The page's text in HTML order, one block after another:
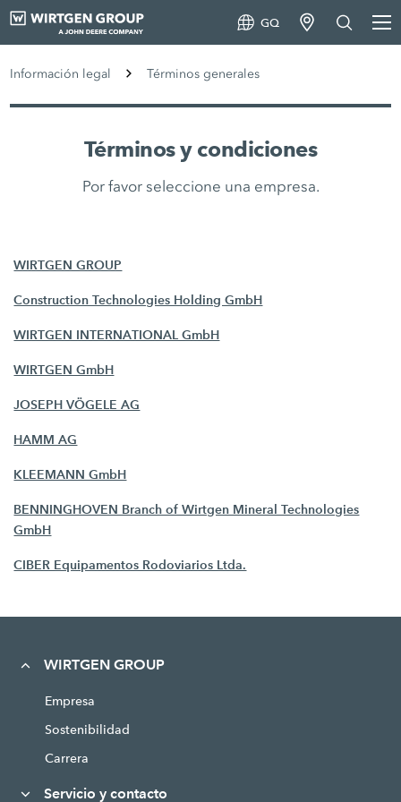
GQ
Información legal Términos generales
Términos y condiciones
Por favor seleccione una empresa.
WIRTGEN GROUP
Construction Technologies Holding GmbH
WIRTGEN INTERNATIONAL GmbH
WIRTGEN GmbH
JOSEPH VÖGELE AG
HAMM AG
KLEEMANN GmbH
BENNINGHOVEN Branch of Wirtgen Mineral Technologies
GmbH
CIBER Equipamentos Rodoviarios Ltda.
WIRTGEN GROUP
Empresa
Sostenibilidad
Carrera
Servicio y contacto